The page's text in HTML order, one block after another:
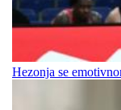
Hezonja se